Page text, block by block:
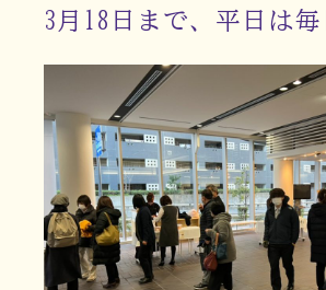
3月18日まで、平日は毎